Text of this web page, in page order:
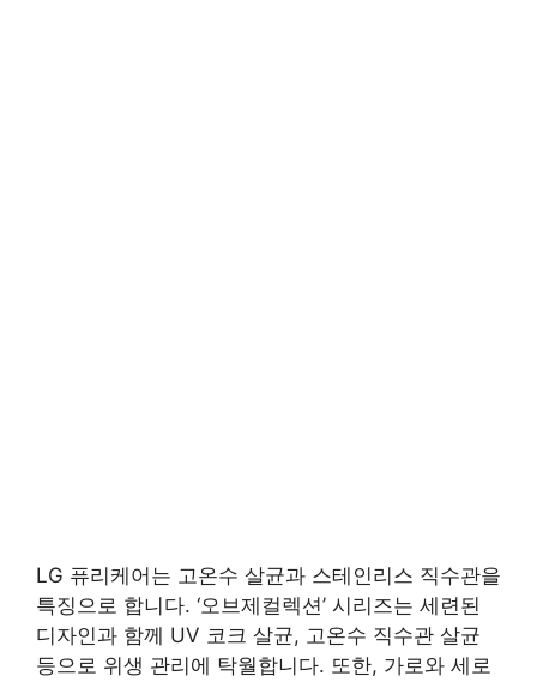
LG 퓨리케어는 고온수 살균과 스테인리스 직수관을
특징으로 합니다. ‘오브제컬렉션’ 시리즈는 세련된
디자인과 함께 UV 코크 살균, 고온수 직수관 살균
등으로 위생 관리에 탁월합니다. 또한, 가로와 세로